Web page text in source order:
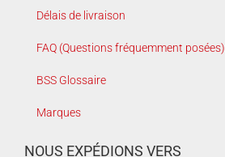
Délais de livraison
FAQ (Questions fréquemment posées)
BSS Glossaire
Marques
NOUS EXPÉDIONS VERS